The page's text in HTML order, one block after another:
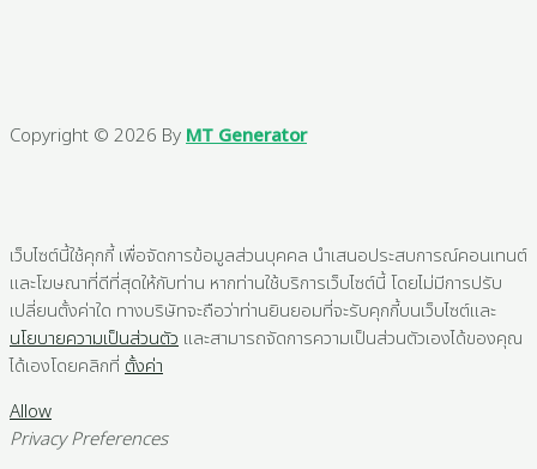
Copyright © 2026 ByMT Generator
เว็บไซต์นี้ใช้คุกกี้ เพื่อจัดการข้อมูลส่วนบุคคล นำเสนอประสบการณ์คอนเทนต์
และโฆษณาที่ดีที่สุดให้กับท่าน หากท่านใช้บริการเว็บไซต์นี้ โดยไม่มีการปรับ
เปลี่ยนตั้งค่าใด ทางบริษัทจะถือว่าท่านยินยอมที่จะรับคุกกี้บนเว็บไซต์และ
นโยบายความเป็นส่วนตัว และสามารถจัดการความเป็นส่วนตัวเองได้ของคุณ
ได้เองโดยคลิกที่ ตั้งค่า
Allow
Privacy Preferences